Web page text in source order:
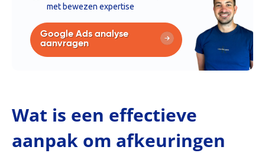
met bewezen expertise
Google Ads analyse
aanvragen
Wat is een effectieve
aanpak om afkeuringen